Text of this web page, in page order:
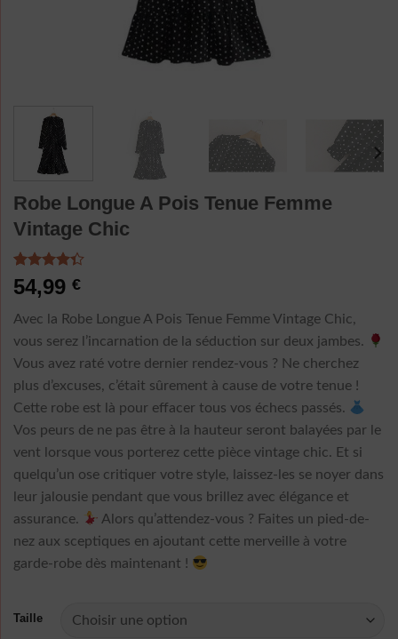
Robe Longue A Pois Tenue Femme
Vintage Chic
Noté4.33
sur 5
3
notations
client
54,99 €
Avec la Robe Longue A Pois Tenue Femme Vintage Chic,
vous serez l’incarnation de la séduction sur deux jambes.
Vous avez raté votre dernier rendez-vous ? Ne cherchez
plus d’excuses, c’était sûrement à cause de votre tenue !
Cette robe est là pour effacer tous vos échecs passés.
Vos peurs de ne pas être à la hauteur seront balayées par le
vent lorsque vous porterez cette pièce vintage chic. Et si
quelqu’un ose critiquer votre style, laissez-les se noyer dans
leur jalousie pendant que vous brillez avec élégance et
assurance.
Alors qu’attendez-vous ? Faites un pied-de-
nez aux sceptiques en ajoutant cette merveille à votre
garde-robe dès maintenant !
Taille